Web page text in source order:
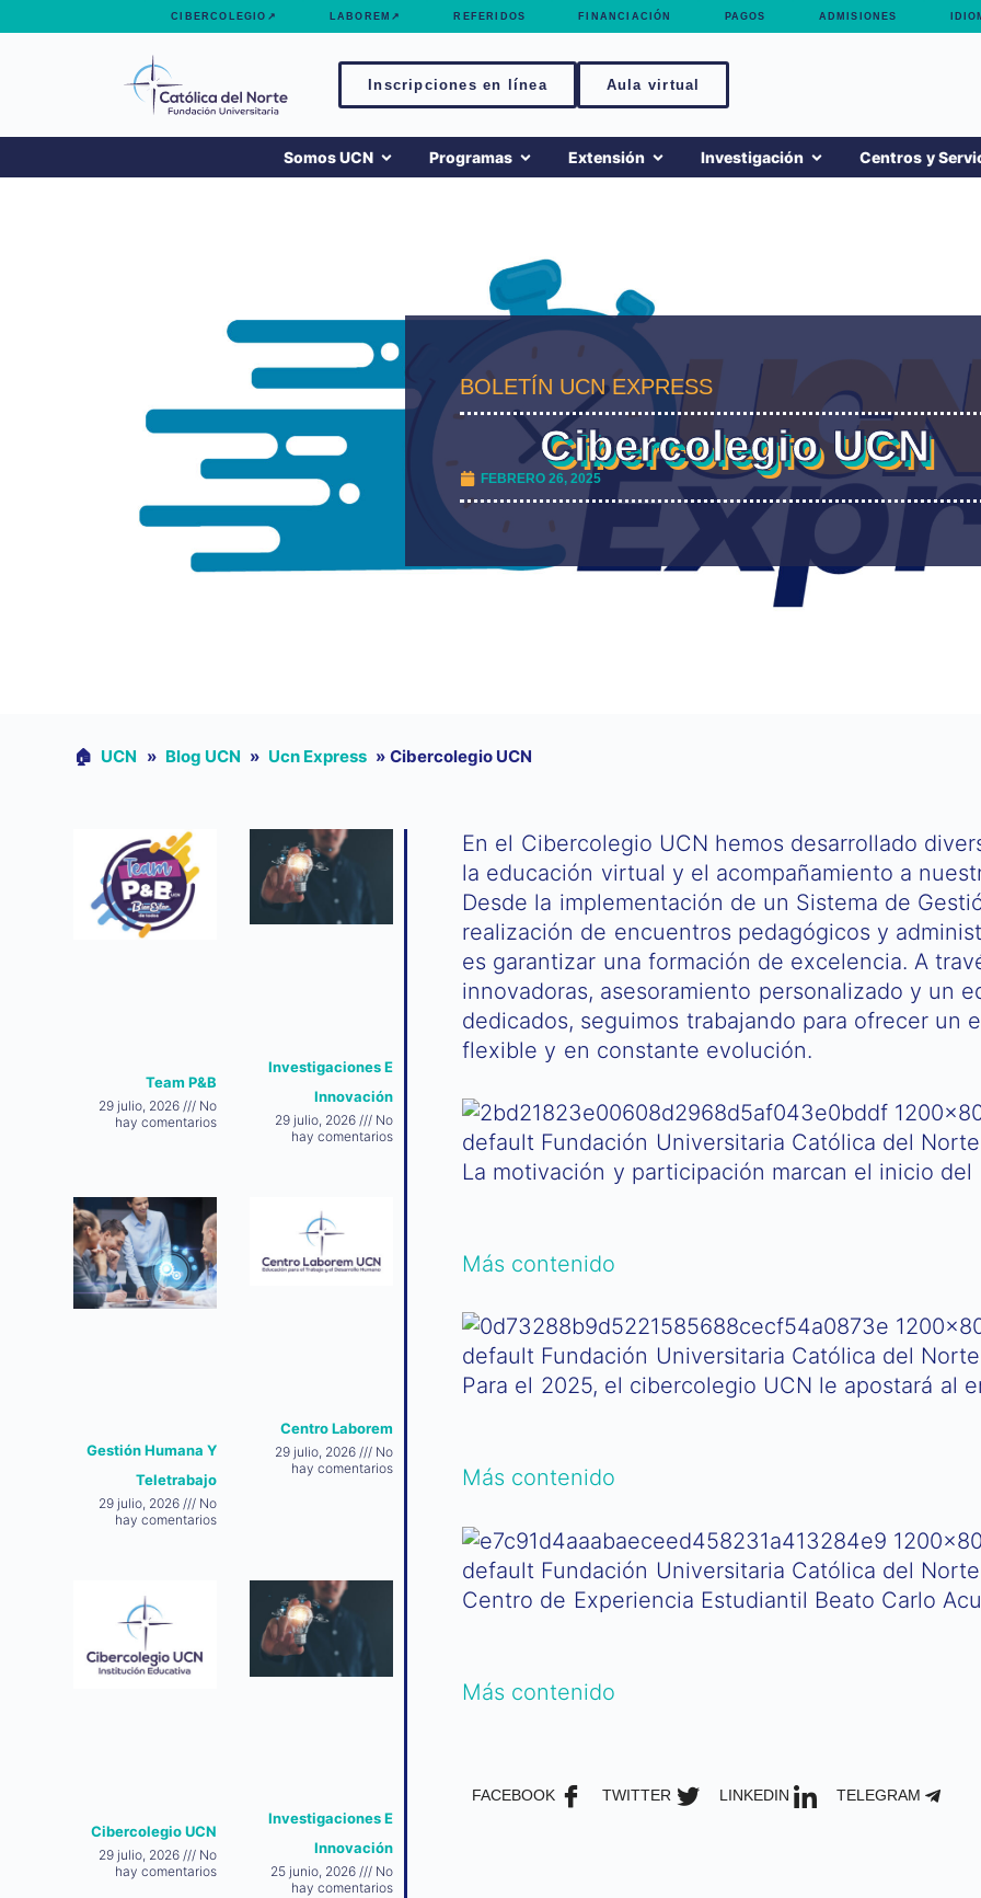
CIBERCOLEGIO↗ LABOREM↗ REFERIDOS FINANCIACIÓN PAGOS ADMISIONES
Inscripciones en línea Aula virtual
Somos UCN Programas Extensión Investigación Centros y
BOLETÍN UCN EXPRESS
Cibercolegio UCN
FEBRERO 26, 2025
🏠︎ UCN » Blog UCN » Ucn Express » Cibercolegio UCN
Team P&B
29 julio, 2026
No
hay comentarios
Investigaciones E
Innovación
29 julio, 2026
No
hay comentarios
Gestión Humana Y
Teletrabajo
29 julio, 2026
No
hay comentarios
Centro Laborem
29 julio, 2026
No
hay comentarios
Cibercolegio UCN
29 julio, 2026
No
hay comentarios
Investigaciones E
Innovación
25 junio, 2026
No
hay comentarios
En el Cibercolegio UCN hemos desarrollado
la educación virtual y el acompañamiento a
Desde la implementación de un Sistema de
realización de encuentros pedagógicos y
es garantizar una formación de excelencia. A
innovadoras, asesoramiento personalizado y un
dedicados, seguimos trabajando para ofrecer un
flexible y en constante evolución.
La motivación y participación marcan el inicio
Más contenido
Para el 2025, el cibercolegio UCN le apostará al
Más contenido
Centro de Experiencia Estudiantil Beato Carlo
Más contenido
FACEBOOK TWITTER LINKEDIN TELEGRAM